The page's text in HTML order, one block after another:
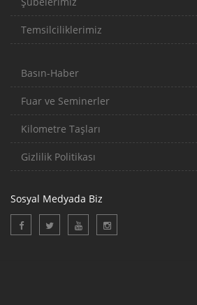
Temsilciliklerimiz
Basın-Haber
Fuar ve Seminerler
Kilometre Taşları
Gizlilik Politikası
Sosyal Medyada Biz